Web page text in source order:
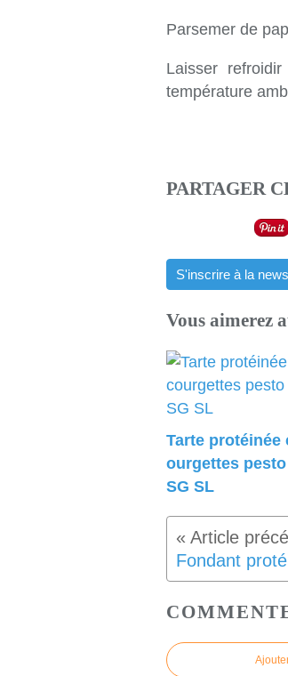
Parsemer de
Laisser
température
PARTAGER
S'inscrire à la
Vous aimerez
Tarte protéinée
ourgettes pesto
SG SL